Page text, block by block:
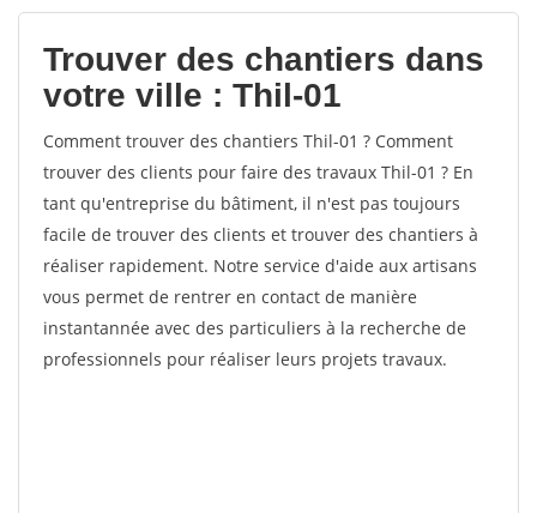
votes
Trouver des chantiers dans
votre ville : Thil-01
Comment trouver des chantiers Thil-01 ? Comment
trouver des clients pour faire des travaux Thil-01 ? En
tant qu'entreprise du bâtiment, il n'est pas toujours
facile de trouver des clients et trouver des chantiers à
réaliser rapidement. Notre service d'aide aux artisans
vous permet de rentrer en contact de manière
instantannée avec des particuliers à la recherche de
professionnels pour réaliser leurs projets travaux.